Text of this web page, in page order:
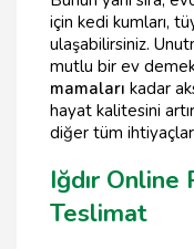
için kedi kumları,
ulaşabilirsiniz.
mutlu bir ev
mamaları kadar
hayat kalitesini
diğer tüm
Iğdır Online
Teslimat